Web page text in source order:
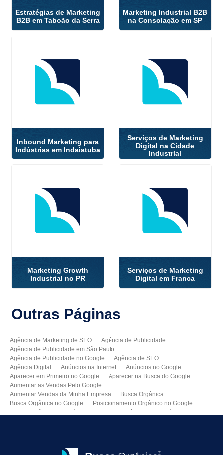
Estratégias de Marketing
B2B em Taboão da Serra
Marketing Industrial B2B
na Consolação em SP
Inbound Marketing para
Indústrias em Indaiatuba
Serviços de Marketing
Digital na Cidade
Industrial
Marketing Growth
Industrial no PR
Serviços de Marketing
Digital em Franca
Outras Páginas
Agência de Marketing de SEO
Agência de Publicidade
Agência de Publicidade em São Paulo
Agência de Publicidade no Google
Agência de SEO
Agência Digital
Anúncios na Internet
Anúncios no Google
Aparecer em Primeiro no Google
Aparecer na Busca do Google
Aumentar as Vendas Pelo Google
Aumentar Vendas da Minha Empresa
Busca Orgânica
Busca Orgânica no Google
Posicionamento Orgânico no Google
Busca Orgânica para Fábricas
Busca Orgânica para Indústrias
Como Melhorar as Vendas